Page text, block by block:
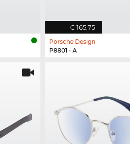
€ 165,75
Porsche Design
P8801 - A